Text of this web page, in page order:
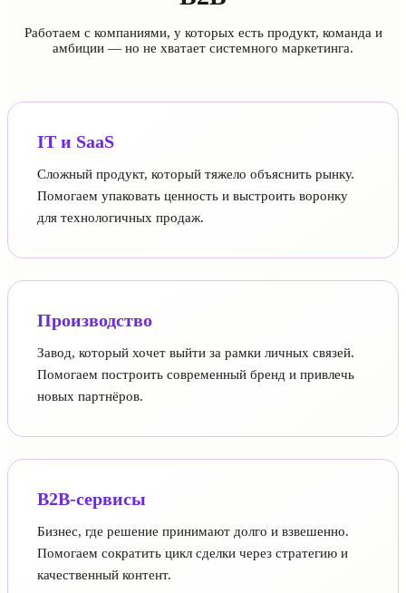
Работаем с компаниями, у которых есть продукт, команда и
амбиции — но не хватает системного маркетинга.
IT и SaaS
Сложный продукт, который тяжело объяснить рынку.
Помогаем упаковать ценность и выстроить воронку
для технологичных продаж.
Производство
Завод, который хочет выйти за рамки личных связей.
Помогаем построить современный бренд и привлечь
новых партнёров.
B2B-сервисы
Бизнес, где решение принимают долго и взвешенно.
Помогаем сократить цикл сделки через стратегию и
качественный контент.